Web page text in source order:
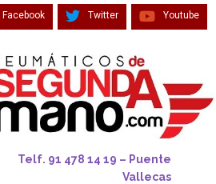
Facebook Twitter Youtube
14 19 – Puente
Vallecas